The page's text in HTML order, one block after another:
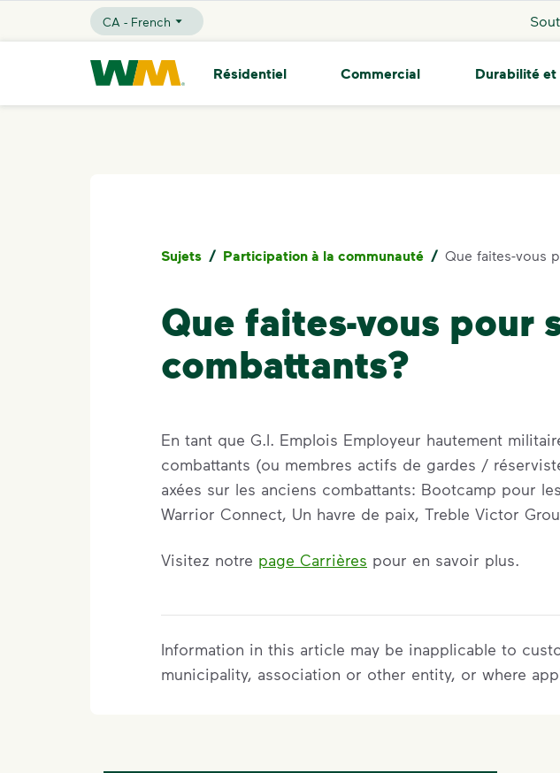
skip to main content
skip to footer
Selected Language - CA - French
CA - French
Waste Management Résidence
Résidentiel Commercial Durabilité
Sujets / Participation à la communauté / Que faites-vous
Que faites-vous pour
combattants?
En tant que G.I. Emplois Employeur hautement
combattants (ou membres actifs de gardes /
axées sur les anciens combattants: Bootcamp pour
Warrior Connect, Un havre de paix, Treble Victor
Visitez notre page Carrières pour en savoir plus.
Information in this article may be inapplicable to
municipality, association or other entity, or where